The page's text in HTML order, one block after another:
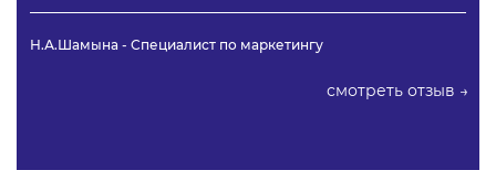
Н.А.Шамына - Специалист по маркетингу
смотреть отзыв →